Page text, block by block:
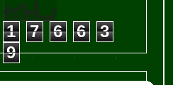
1 7 6 6
3
9